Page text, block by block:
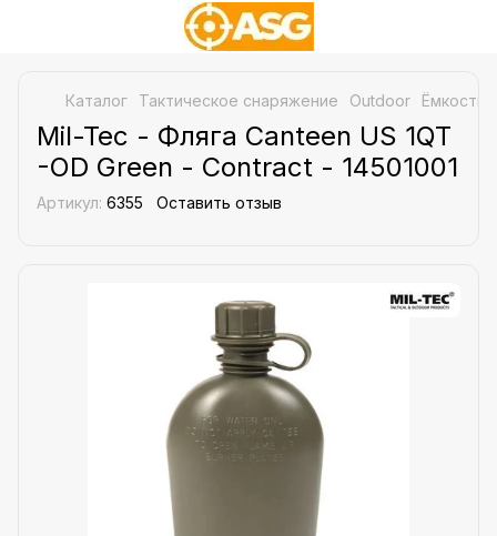
Каталог Тактическое снаряжение Outdoor Ёмкости
Mil-Tec - Фляга Canteen US 1QT
-OD Green - Contract - 14501001
Артикул: 6355 Оставить отзыв